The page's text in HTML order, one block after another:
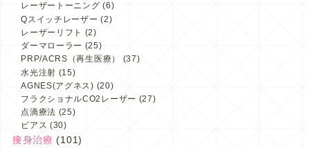
レーザートーニング (6)
Qスイッチレーザー (2)
レーザーリフト (2)
ダーマローラー (25)
PRP/ACRS（再生医療）
(37)
水光注射 (15)
AGNES(アグネス) (20)
フラクショナルCO2レーザー (27)
点滴療法 (25)
ピアス (30)
痩身治療 (101)